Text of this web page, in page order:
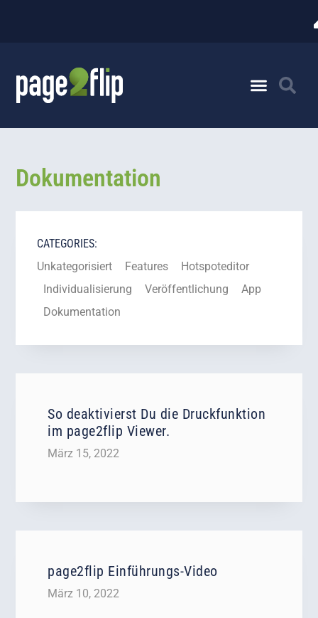
Dokumentation
CATEGORIES:
Unkategorisiert
Features
Hotspoteditor
Individualisierung
Veröffentlichung
App
Dokumentation
So deaktivierst Du die Druckfunktion
im page2flip Viewer.
März 15, 2022
page2flip Einführungs-Video
März 10, 2022